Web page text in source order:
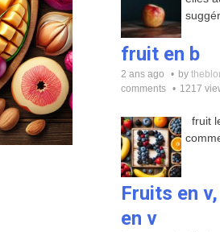
fruit en b
2 ans ago by
comments
1217
fruit
Fruits en
en v